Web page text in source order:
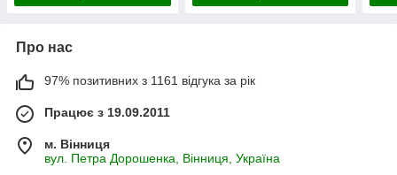
Про нас
97% позитивних з 1161 відгука за рік
Працює з 19.09.2011
м. Вінниця
вул. Петра Дорошенка, Вінниця, Україна